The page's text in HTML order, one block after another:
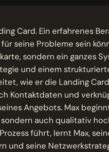
Card. Ein erfahrenes
seine Probleme sein
sondern ein ganzes
und einem
wie er die Landing
Kontaktdaten und
Angebots. Max
auch qualitativ
führt, lernt Max,
und seine